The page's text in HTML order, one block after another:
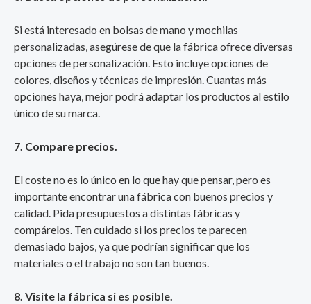
Si está interesado en bolsas de mano y mochilas
personalizadas, asegúrese de que la fábrica ofrece diversas
opciones de personalización. Esto incluye opciones de
colores, diseños y técnicas de impresión. Cuantas más
opciones haya, mejor podrá adaptar los productos al estilo
único de su marca.
7. Compare precios.
El coste no es lo único en lo que hay que pensar, pero es
importante encontrar una fábrica con buenos precios y
calidad. Pida presupuestos a distintas fábricas y
compárelos. Ten cuidado si los precios te parecen
demasiado bajos, ya que podrían significar que los
materiales o el trabajo no son tan buenos.
8. Visite la fábrica si es posible.